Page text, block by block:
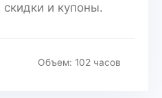
и купоны.
Объем: 102 часов